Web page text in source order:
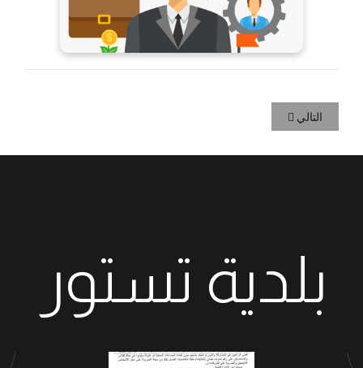
التالي
بلدية تستور